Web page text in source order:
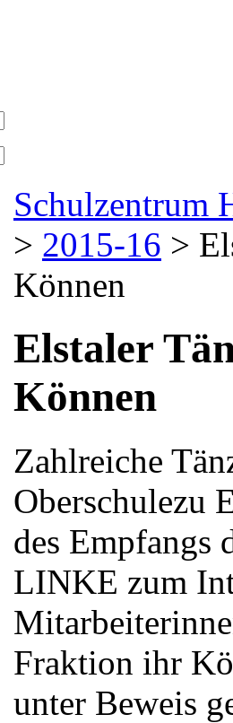
Schulzentrum
> 2015-16 >
Können
Elstaler
Können
Zahlreiche
Oberschulezu
des Empfangs
LINKE zum
Fraktion ihr
unter Beweis